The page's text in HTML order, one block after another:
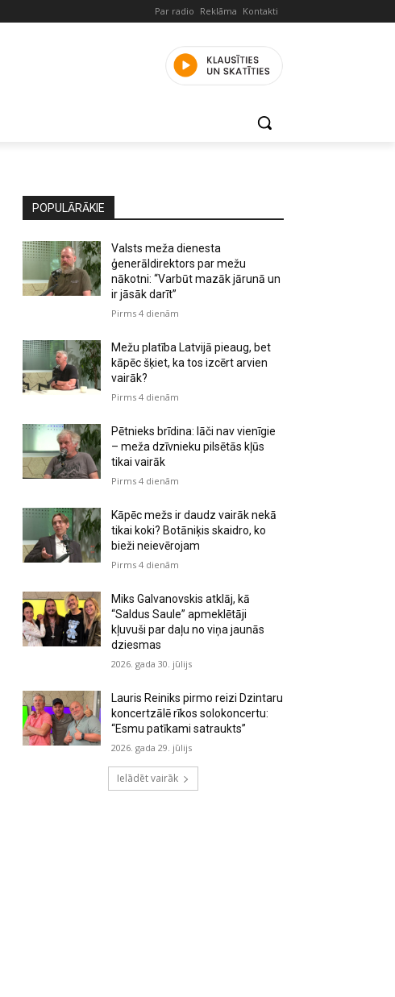
Par radio Reklāma Kontakti
POPULĀRĀKIE
Valsts meža dienesta
ģenerāldirektors par mežu
nākotni: “Varbūt mazāk jārunā un
ir jāsāk darīt”
Pirms 4 dienām
Mežu platība Latvijā pieaug, bet
kāpēc šķiet, ka tos izcērt arvien
vairāk?
Pirms 4 dienām
Pētnieks brīdina: lāči nav vienīgie
– meža dzīvnieku pilsētās kļūs
tikai vairāk
Pirms 4 dienām
Kāpēc mežs ir daudz vairāk nekā
tikai koki? Botāniķis skaidro, ko
bieži neievērojam
Pirms 4 dienām
Miks Galvanovskis atklāj, kā
“Saldus Saule” apmeklētāji
kļuvuši par daļu no viņa jaunās
dziesmas
2026. gada 30. jūlijs
Lauris Reiniks pirmo reizi Dzintaru
koncertzālē rīkos solokoncertu:
“Esmu patīkami satraukts”
2026. gada 29. jūlijs
Ielādēt vairāk